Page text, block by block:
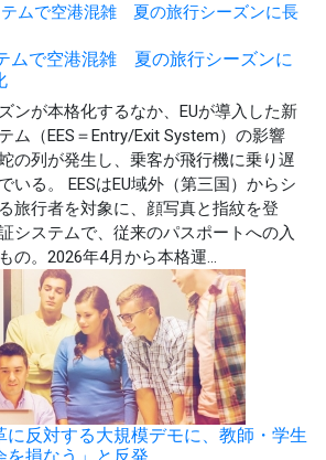
ムで空港混雑 夏の旅行シーズンに
ンが本格化するなか、EUが導入した新
ム（EES＝Entry/Exit System）の影響
の列が発生し、乗客が飛行機に乗り遅
いる。 EESはEU域外（第三国）からシ
旅行者を対象に、顔写真と指紋を登
システムで、従来のパスポートへの入
の。2026年4月から本格運...
に反対する大規模デモに、教師・学生